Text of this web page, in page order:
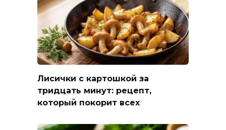
Лисички с картошкой за
тридцать минут: рецепт,
который покорит всех